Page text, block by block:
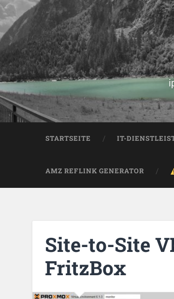
STARTSEITE IT-
AMZ REFLINK GENERATOR
Site-to-Site
FritzBox